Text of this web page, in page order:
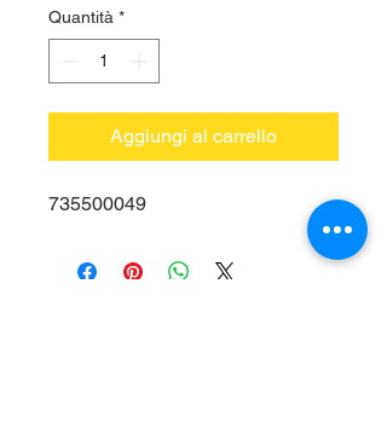
Quantità *
Aggiungi al carrello
735500049